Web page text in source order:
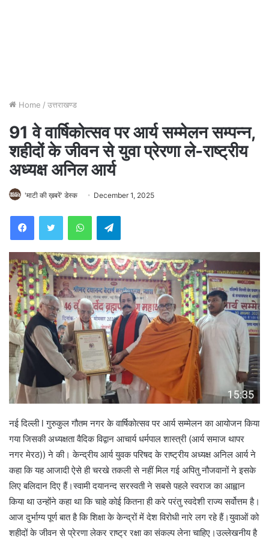
Home / उत्तराखण्ड
91 वे वार्षिकोत्सव पर आर्य सम्मेलन सम्पन्न,
शहीदों के जीवन से युवा प्रेरणा ले-राष्ट्रीय
अध्यक्ष अनिल आर्य
'माटी की ख़बरें' डेस्क December 1, 2025
WhatsAppTelegram
नई दिल्ली l गुरुकुल गौतम नगर के वार्षिकोत्सव पर आर्य सम्मेलन का आयोजन किया
गया जिसकी अध्यक्षता वैदिक विद्वान आचार्य धर्मपाल शास्त्री (आर्य समाज थापर
नगर मेरठ)) ने की। केन्द्रीय आर्य युवक परिषद के राष्ट्रीय अध्यक्ष अनिल आर्य ने
कहा कि यह आजादी ऐसे ही चरखे तकली से नहीं मिल गई अपितु नौजवानों ने इसके
लिए बलिदान दिए हैं।स्वामी दयानन्द सरस्वती ने सबसे पहले स्वराज का आह्वान
किया था उन्होंने कहा था कि चाहे कोई कितना ही करे परंतु स्वदेशी राज्य सर्वोत्तम है।
आज दुर्भाग्य पूर्ण बात है कि शिक्षा के केन्द्रों में देश विरोधी नारे लग रहे हैं।युवाओं को
शहीदों के जीवन से प्रेरणा लेकर राष्ट्र रक्षा का संकल्प लेना चाहिए।उल्लेखनीय है